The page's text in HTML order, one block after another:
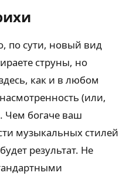
по сути, новый вид
струны, но
как и в любом
(или,
Чем богаче ваш
музыкальных стилей
результат. Не